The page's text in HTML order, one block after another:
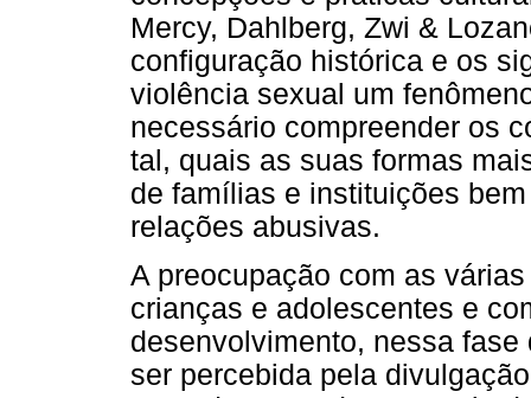
Mercy, Dahlberg, Zwi &
configuração histórica e os
violência sexual um
necessário compreender os
tal, quais as suas formas
de famílias e instituições
relações abusivas.
A preocupação com as
crianças e adolescentes e
desenvolvimento, nessa
ser percebida pela